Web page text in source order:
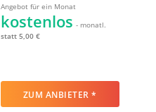
Angebot für ein Monat
kostenlos - monatl.
statt 5,00 €
ZUM ANBIETER *